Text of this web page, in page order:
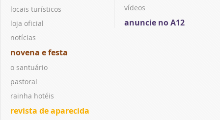
locais turísticos
loja oficial
notícias
novena e festa
o santuário
pastoral
rainha hotéis
revista de aparecida
vídeos
anuncie no A12